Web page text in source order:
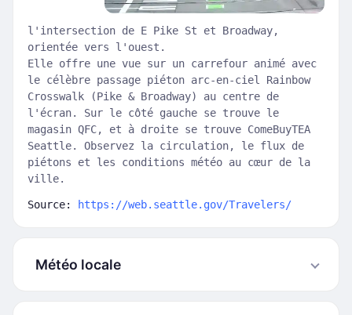
l'intersection de E Pike St et Broadway,
orientée vers l'ouest.
Elle offre une vue sur un carrefour animé avec
le célèbre passage piéton arc-en-ciel Rainbow
Crosswalk (Pike & Broadway) au centre de
l'écran. Sur le côté gauche se trouve le
magasin QFC, et à droite se trouve ComeBuyTEA
Seattle. Observez la circulation, le flux de
piétons et les conditions météo au cœur de la
ville.
Source: https://web.seattle.gov/Travelers/
Météo locale